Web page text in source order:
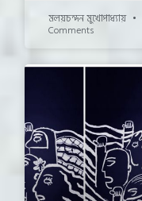
মলয়চন্দন মুখোপাধ্যায়
Comments